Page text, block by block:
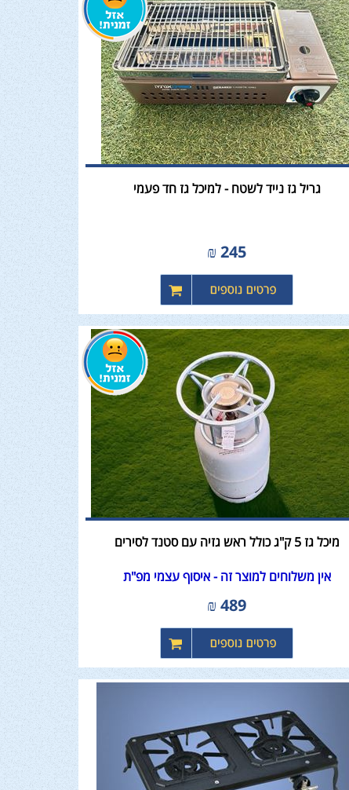
גריל גז נייד לשטח - למיכל גז חד פעמי
245
₪
מיכל גז 5 ק"ג כולל ראש גזיה עם סטנד לסירים
אין משלוחים למוצר זה - איסוף עצמי מפ"ת
489
₪